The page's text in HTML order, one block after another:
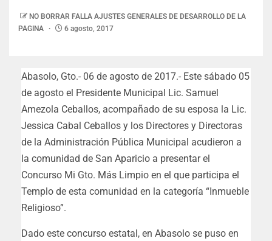
NO BORRAR FALLA AJUSTES GENERALES DE DESARROLLO DE LA
PAGINA
6 agosto, 2017
Abasolo, Gto.- 06 de agosto de 2017.- Este sábado 05
de agosto el Presidente Municipal Lic. Samuel
Amezola Ceballos, acompañado de su esposa la Lic.
Jessica Cabal Ceballos y los Directores y Directoras
de la Administración Pública Municipal acudieron a
la comunidad de San Aparicio a presentar el
Concurso Mi Gto. Más Limpio en el que participa el
Templo de esta comunidad en la categoría “Inmueble
Religioso”.
Dado este concurso estatal, en Abasolo se puso en